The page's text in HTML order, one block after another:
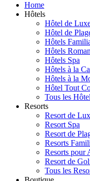
Home
Hôtels
Hôtel de
Hôtel de
Hôtels
Hôtels
Hôtels Spa
Hôtels à la
Hôtels à la
Hôtel Tout
Tous les
Resorts
Resort de
Resort Spa
Resort de
Resorts
Resorts pour
Resort de
Tous les